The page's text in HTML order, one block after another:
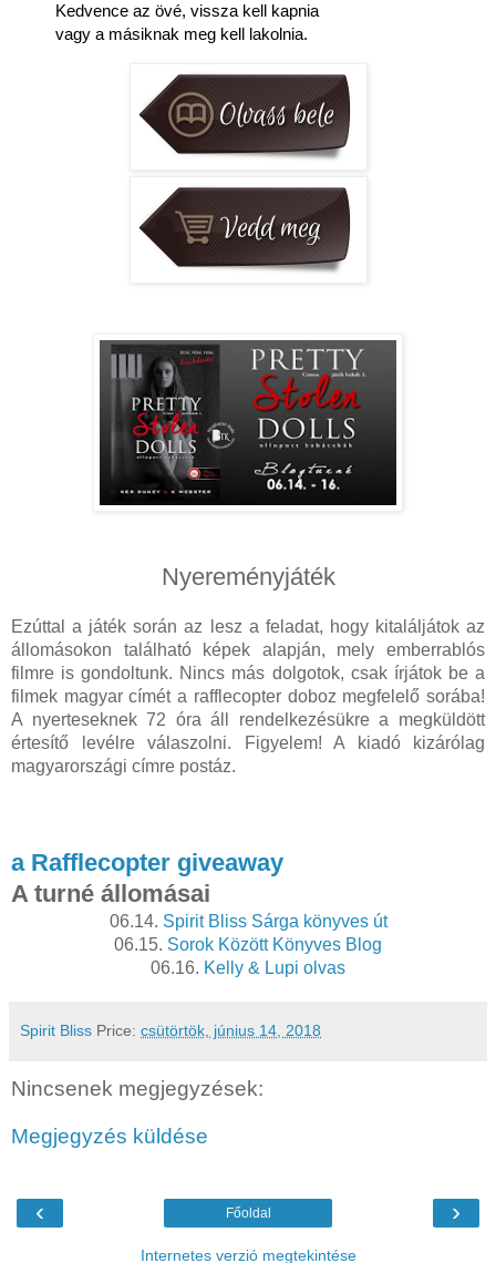
Kedvence az övé, vissza kell kapnia
vagy a másiknak meg kell lakolnia.
Nyereményjáték
Ezúttal a játék során az lesz a feladat, hogy kitaláljátok az
állomásokon található képek alapján, mely emberrablós
filmre is gondoltunk. Nincs más dolgotok, csak írjátok be a
filmek magyar címét a rafflecopter doboz megfelelő sorába!
A nyerteseknek 72 óra áll rendelkezésükre a megküldött
értesítő levélre válaszolni. Figyelem! A kiadó kizárólag
magyarországi címre postáz.
a Rafflecopter giveaway
A turné állomásai
06.14. Spirit Bliss Sárga könyves út
06.15. Sorok Között Könyves Blog
06.16. Kelly & Lupi olvas
Spirit Bliss Price: csütörtök, június 14, 2018
Nincsenek megjegyzések:
Megjegyzés küldése
‹ ›
Főoldal
Internetes verzió megtekintése